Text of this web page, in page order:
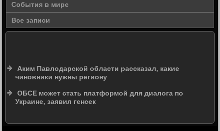
События в мире
Все записи
Аким Павлодарской области рассказал, какие
чиновники нужны региону
ОБСЕ может стать платформой для диалога по
Украине, заявил генсек